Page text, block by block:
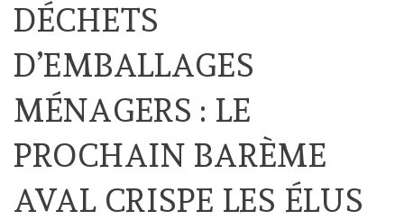
DÉCHETS
D’EMBALLAGES
MÉNAGERS : LE
PROCHAIN BARÈME
AVAL CRISPE LES ÉLUS